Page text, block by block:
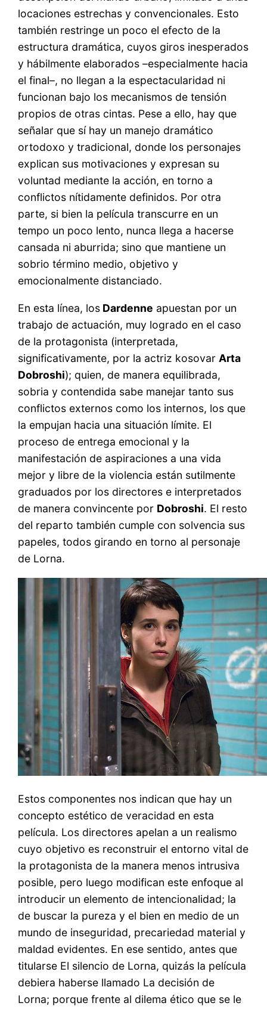
locaciones estrechas y convencionales. Esto
también restringe un poco el efecto de la
estructura dramática, cuyos giros inesperados
y hábilmente elaborados –especialmente hacia
el final–, no llegan a la espectacularidad ni
funcionan bajo los mecanismos de tensión
propios de otras cintas. Pese a ello, hay que
señalar que sí hay un manejo dramático
ortodoxo y tradicional, donde los personajes
explican sus motivaciones y expresan su
voluntad mediante la acción, en torno a
conflictos nítidamente definidos. Por otra
parte, si bien la película transcurre en un
tempo un poco lento, nunca llega a hacerse
cansada ni aburrida; sino que mantiene un
sobrio término medio, objetivo y
emocionalmente distanciado.
En esta línea, los Dardenne apuestan por un
trabajo de actuación, muy logrado en el caso
de la protagonista (interpretada,
significativamente, por la actriz kosovar Arta
Dobroshi); quien, de manera equilibrada,
sobria y contendida sabe manejar tanto sus
conflictos externos como los internos, los que
la empujan hacia una situación límite. El
proceso de entrega emocional y la
manifestación de aspiraciones a una vida
mejor y libre de la violencia están sutilmente
graduados por los directores e interpretados
de manera convincente por Dobroshi. El resto
del reparto también cumple con solvencia sus
papeles, todos girando en torno al personaje
de Lorna.
Estos componentes nos indican que hay un
concepto estético de veracidad en esta
película. Los directores apelan a un realismo
cuyo objetivo es reconstruir el entorno vital de
la protagonista de la manera menos intrusiva
posible, pero luego modifican este enfoque al
introducir un elemento de intencionalidad; la
de buscar la pureza y el bien en medio de un
mundo de inseguridad, precariedad material y
maldad evidentes. En ese sentido, antes que
titularse El silencio de Lorna, quizás la película
debiera haberse llamado La decisión de
Lorna; porque frente al dilema ético que se le